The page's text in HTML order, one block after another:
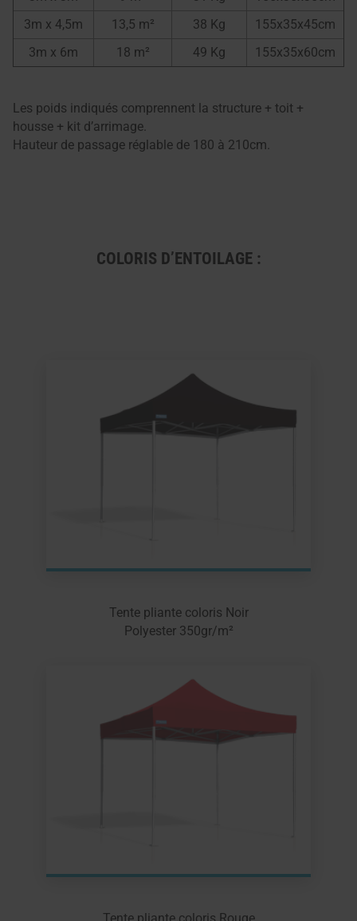
3m x 4,5m
13,5 m² 38 Kg
155x35x45cm
3m x 6m
18 m² 49 Kg 155x35x60cm
Les poids indiqués comprennent la structure + toit +
housse + kit d’arrimage.
Hauteur de passage réglable de 180 à 210cm.
COLORIS D’ENTOILAGE :
Tente pliante coloris Noir
Polyester 350gr/m²